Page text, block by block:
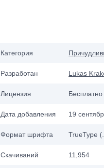
Категория
Разработан Lukas
Лицензия
Дата добавления 19
Формат шрифта TrueType
Скачиваний 11,954